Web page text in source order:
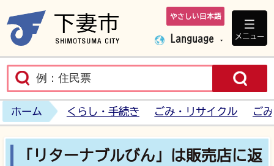
下妻市ホームペ
やさしい日本語
Language メニュー
ホーム くらし・手続き ごみ・リサイクル ご
「リターナブルびん」は販売店に返